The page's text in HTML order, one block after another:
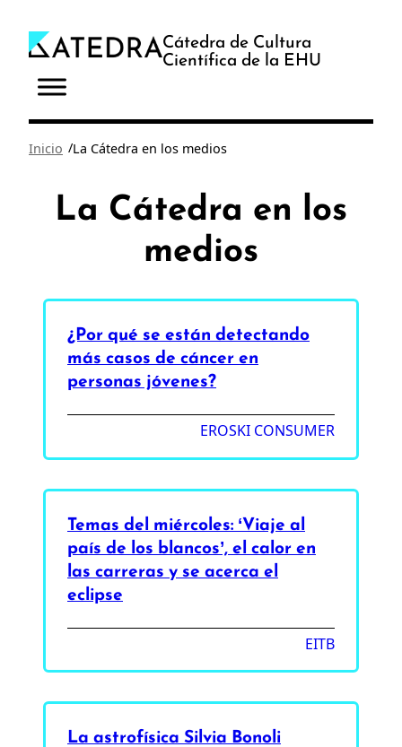
contenido
Cátedra de Cultura
Científica de la EHU
Inicio /La Cátedra en los medios
La Cátedra en los
medios
¿Por qué se están detectando
más casos de cáncer en
personas jóvenes?
EROSKI CONSUMER
Temas del miércoles: ‘Viaje al
país de los blancos’, el calor en
las carreras y se acerca el
eclipse
EITB
La astrofísica Silvia Bonoli